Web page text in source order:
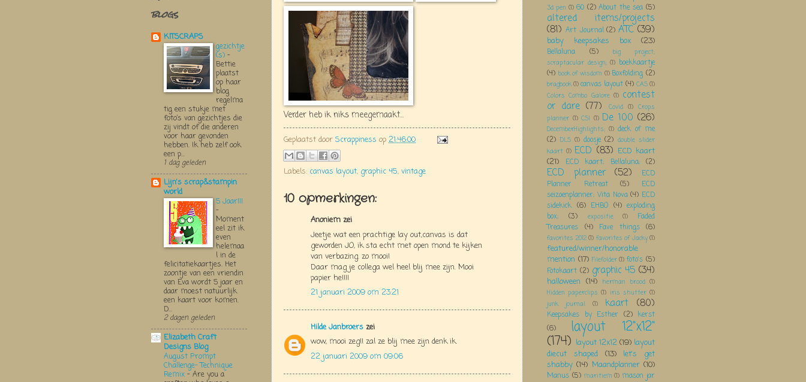
Verder heb ik niks meegemaakt...
Geplaatst door Scrappiness op 21:46:00
Labels: canvas layout, graphic 45, vintage
10 opmerkingen:
Anoniem zei
Jeetje wat een prachtige lay out,canvas is dat
geworden JO, ik sta echt met open mond te kijken
van verbazing. zo mooi!
Daar mag je collega wel heel blij mee zijn. Mooi
papier he!!!!
21 januari 2009 om 23:21
Hilde Janbroers zei
wow, mooi zeg!! zal ze blij mee zijn denk ik.
22 januari 2009 om 09:06
blogs
KITSCRAPS
gezichtje
(s) -
Bettie
plaatst
op haar
blog
regelma
tig een stukje met
foto’s van gezichtjes die
zij vindt of die anderen
voor haar gevonden
hebben. Ik heb zelf ook
een p...
1 dag geleden
Lijn's scrap&stampin
world
5 Jaar!!!
-
Moment
eel zit ik
even
helemaa
l in de
felicitatiekaartjes. Het
zoontje van een vriendin
van Eva wordt 5 jaar en
daar moest natuurlijk
een kaart voor komen.
D...
2 dagen geleden
Elizabeth Craft
Designs Blog
August Prompt
Challenge- Technique
Remix - Are you a
3d pen (1) 60 (2) About the sea (5)
altered items/projects
(81) Art Journal (2) ATC (39)
baby keepsakes box (23)
Bellaluna (5)
big project;
scraptacular design; (1) boekkaartje
(4) book of wisdom (1) Boxfolding (2)
bragbook(1)canvas layout (4) CAS(1)
Colors Combo Galore (1) contest
or dare (77) Covid (1) Crops
planner (1) CSI (1) De 100 (26)
DecemberHighlights; (1) deck of me
(2) DLS (1) doosje (2) double slider
kaart (1) ECD (83) ECD kaart
(21)
ECD kaart; Bellaluna; (2)
ECD planner (52)
ECD
Planner Retreat
(5)
ECD
seizoenplanner; Vita Nova (4) ECD
sidekick (6) EHBO (4) exploding
box;
(3) expositie (1)
Faded
Treasures
(4) Fave things (6)
favorites 2012 (1) favorites of Jacky (1)
featured/winner/honorable
mention (17) Filefolder (1) foto's (5)
Fotokaart (2) graphic 45 (34)
halloween (14) herman brood (1)
Hidden paperclips (1) iris shutter (1)
junk journal
(1) kaart (80)
Keepsakes by Esther (2) kerst
(6)
layout 12"x12"
(174) layout 12x12 (19) layout
diecut shaped
(13)
let's get
shabby (14) Maandplanner (10)
Manus (5) maritiem (1) mason jar